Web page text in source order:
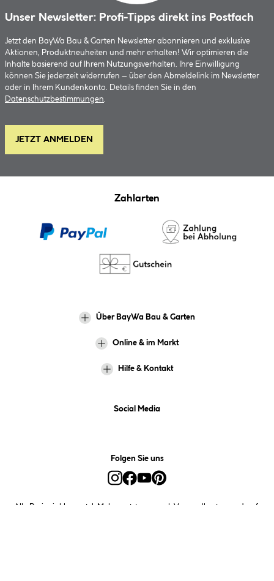
Unser Newsletter: Profi-Tipps direkt ins Postfach
Jetzt den BayWa Bau & Garten Newsletter abonnieren und exklusive
Aktionen, Produktneuheiten und mehr erhalten! Wir optimieren die
Inhalte basierend auf Ihrem Nutzungsverhalten. Ihre Einwilligung
können Sie jederzeit widerrufen – über den Abmeldelink im Newsletter
oder in Ihrem Kundenkonto. Details finden Sie in den
Datenschutzbestimmungen.
JETZT ANMELDEN
Zahlarten
Über BayWa Bau & Garten
Online & im Markt
Hilfe & Kontakt
Social Media
Folgen Sie uns
Alle Preise inkl. gesetzl. Mehrwertsteuer zzgl. Versandkosten
und ggf.